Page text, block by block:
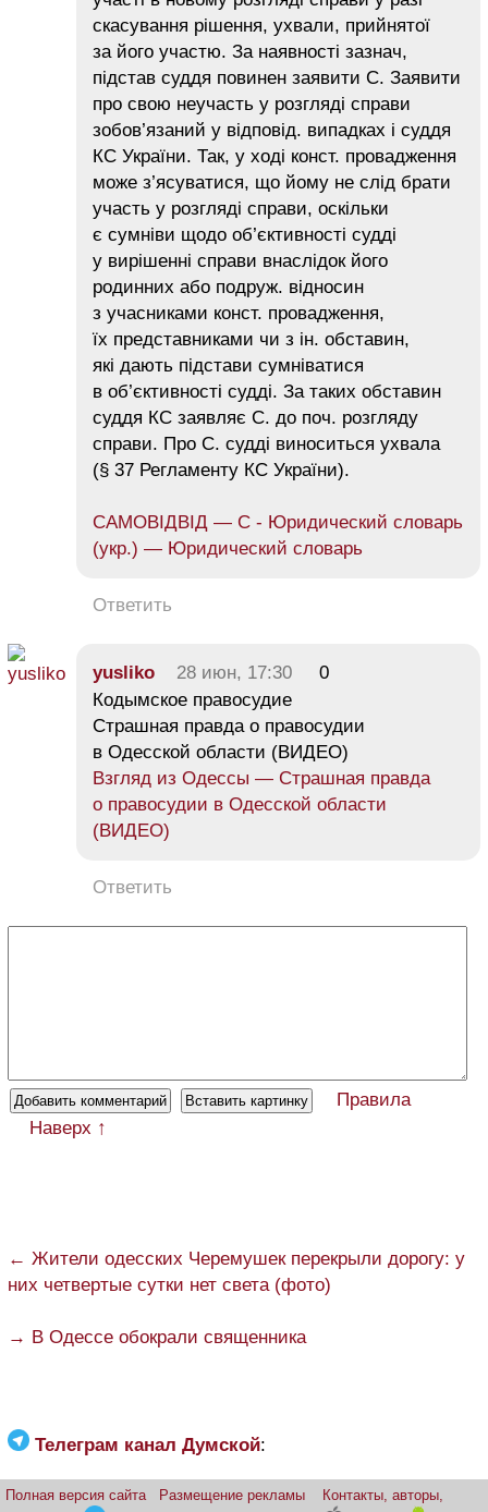
скасування рішення, ухвали, прийнятої
за його участю. За наявності зазнач,
підстав суддя повинен заявити С. Заявити
про свою неучасть у розгляді справи
зобов’язаний у відповід. випадках і суддя
КС України. Так, у ході конст. провадження
може з’ясуватися, що йому не слід брати
участь у розгляді справи, оскільки
є сумніви щодо об’єктивності судді
у вирішенні справи внаслідок його
родинних або подруж. відносин
з учасниками конст. провадження,
їх представниками чи з ін. обставин,
які дають підстави сумніватися
в об’єктивності судді. За таких обставин
суддя КС заявляє С. до поч. розгляду
справи. Про С. судді виноситься ухвала
(§ 37 Регламенту КС України).
САМОВІДВІД — С - Юридический словарь
(укр.) — Юридический словарь
Ответить
yusliko 28 июн, 17:30
0
Кодымское правосудие
Страшная правда о правосудии
в Одесской области (ВИДЕО)
Взгляд из Одессы — Страшная правда
о правосудии в Одесской области
(ВИДЕО)
Ответить
Правила
Наверх ↑
← Жители одесских Черемушек перекрыли дорогу: у
них четвертые сутки нет света (фото)
→ В Одессе обокрали священника
Телеграм канал Думской:
Полная версия сайта Размещение рекламы
Контакты, авторы,